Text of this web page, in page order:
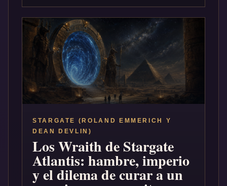
STARGATE (ROLAND EMMERICH Y
DEAN DEVLIN)
Los Wraith de Stargate
Atlantis: hambre, imperio
y el dilema de curar a un